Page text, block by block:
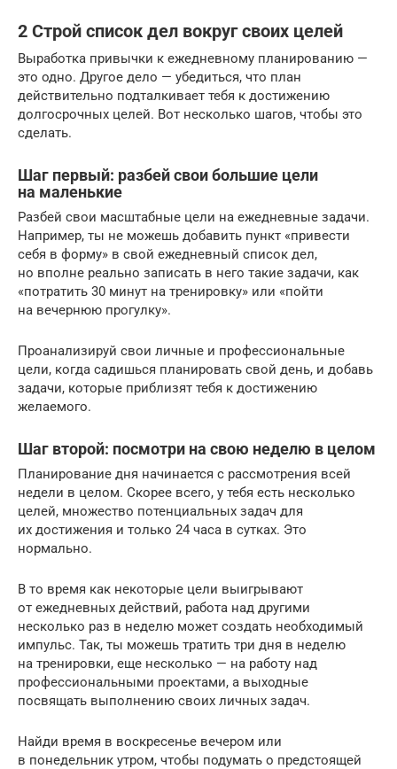
2 Строй список дел вокруг своих целей
Выработка привычки к ежедневному планированию —
это одно. Другое дело — убедиться, что план
действительно подталкивает тебя к достижению
долгосрочных целей. Вот несколько шагов, чтобы это
сделать.
Шаг первый: разбей свои большие цели
на маленькие
Разбей свои масштабные цели на ежедневные задачи.
Например, ты не можешь добавить пункт «привести
себя в форму» в свой ежедневный список дел,
но вполне реально записать в него такие задачи, как
«потратить 30 минут на тренировку» или «пойти
на вечернюю прогулку».
Проанализируй свои личные и профессиональные
цели, когда садишься планировать свой день, и добавь
задачи, которые приблизят тебя к достижению
желаемого.
Шаг второй: посмотри на свою неделю в целом
Планирование дня начинается с рассмотрения всей
недели в целом. Скорее всего, у тебя есть несколько
целей, множество потенциальных задач для
их достижения и только 24 часа в сутках. Это
нормально.
В то время как некоторые цели выигрывают
от ежедневных действий, работа над другими
несколько раз в неделю может создать необходимый
импульс. Так, ты можешь тратить три дня в неделю
на тренировки, еще несколько — на работу над
профессиональными проектами, а выходные
посвящать выполнению своих личных задач.
Найди время в воскресенье вечером или
в понедельник утром, чтобы подумать о предстоящей